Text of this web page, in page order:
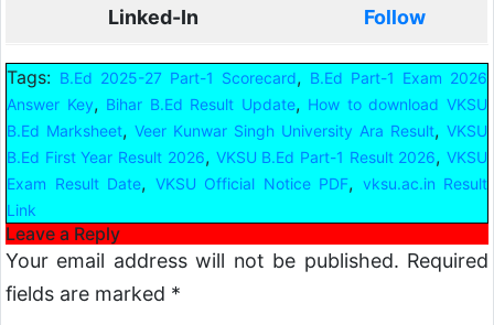
Linked-In Follow
Tags: B.Ed 2025-27 Part-1 Scorecard, B.Ed Part-1 Exam 2026
Answer Key, Bihar B.Ed Result Update, How to download VKSU
B.Ed Marksheet, Veer Kunwar Singh University Ara Result, VKSU
B.Ed First Year Result 2026, VKSU B.Ed Part-1 Result 2026,VKSU
Exam Result Date, VKSU Official Notice PDF, vksu.ac.in Result
Link
Leave a Reply
Your email address will not be published. Required
fields are marked *